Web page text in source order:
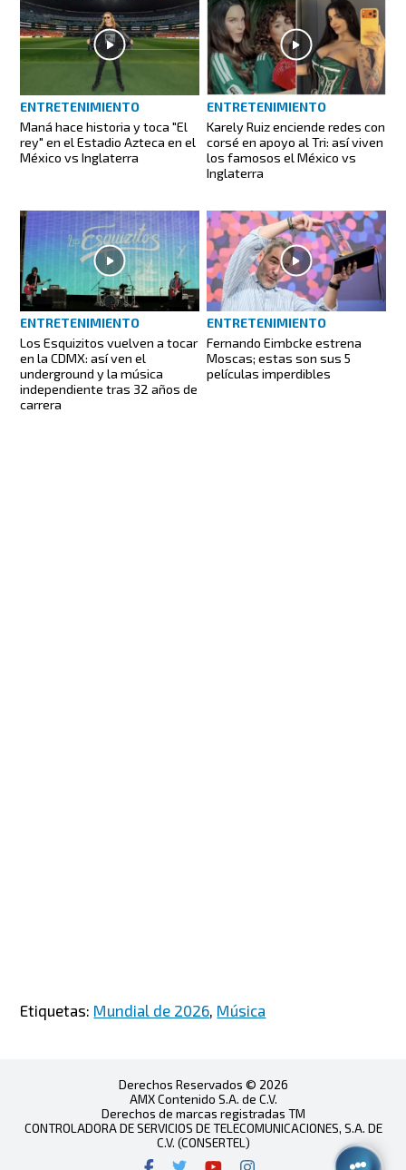
ENTRETENIMIENTO
Maná hace historia y toca "El
rey" en el Estadio Azteca en el
México vs Inglaterra
ENTRETENIMIENTO
Karely Ruiz enciende redes con
corsé en apoyo al Tri: así viven
los famosos el México vs
Inglaterra
ENTRETENIMIENTO
Los Esquizitos vuelven a tocar
en la CDMX: así ven el
underground y la música
independiente tras 32 años de
carrera
ENTRETENIMIENTO
Fernando Eimbcke estrena
Moscas; estas son sus 5
películas imperdibles
Etiquetas: Mundial de 2026, Música
Derechos Reservados © 2026
AMX Contenido S.A. de C.V.
Derechos de marcas registradas TM
CONTROLADORA DE SERVICIOS DE TELECOMUNICACIONES, S.A. DE
C.V. (CONSERTEL)